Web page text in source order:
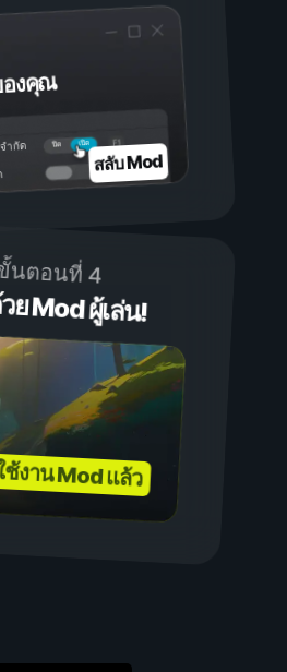
องคุณ
เปิด
ปิด
ำกัด
สลับ Mod
นตอนที่ 4
ย Mod ผู้เล่น!
งาน Mod แล้ว